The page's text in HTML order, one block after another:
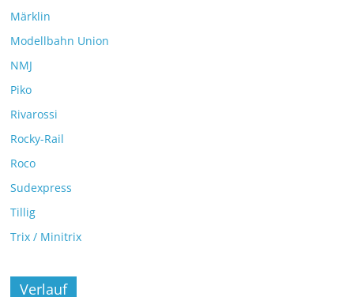
Märklin
Modellbahn Union
NMJ
Piko
Rivarossi
Rocky-Rail
Roco
Sudexpress
Tillig
Trix / Minitrix
Verlauf